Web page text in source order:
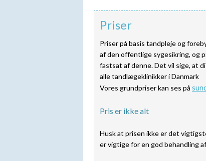
Priser
Priser på basis tandpleje og
af den offentlige sygesikring, og
fastsat af denne. Det vil sige, at
alle tandlægeklinikker i Danmark
Vores grundpriser kan ses på
Pris er ikke alt
Husk at prisen ikke er det
er vigtige for en god behandling